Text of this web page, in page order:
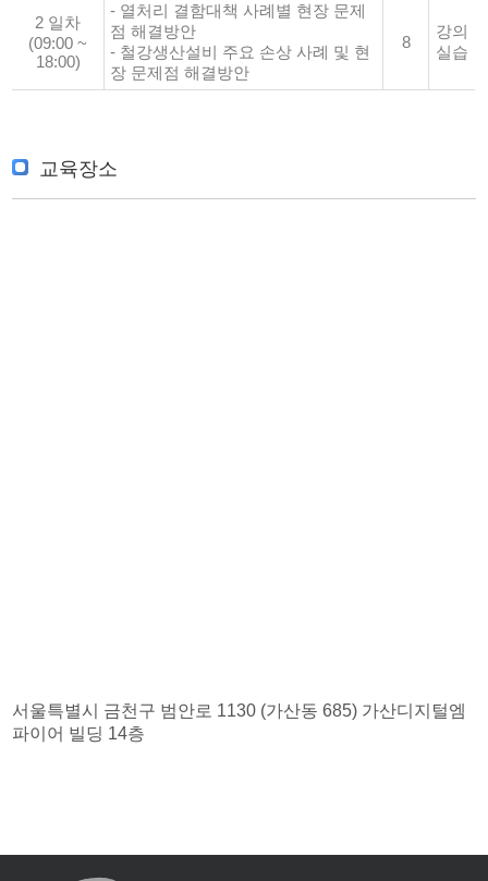
2 일차
(09:00 ~
18:00)
- 열처리 결함대책 사례별 현장 문제
점 해결방안
- 철강생산설비 주요 손상 사례 및 현
장 문제점 해결방안
8
강의
실습
교육장소
서울특별시 금천구 범안로 1130 (가산동 685) 가산디지털엠
파이어 빌딩 14층